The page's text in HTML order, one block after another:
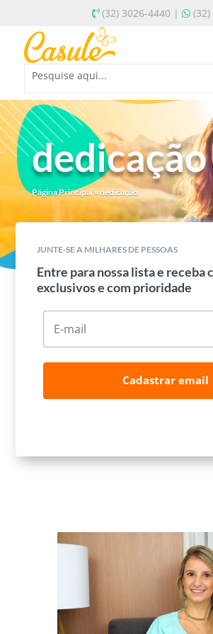
(32) 3026-4440 |
dedicação
Página Principal» dedicação
JUNTE-SE A MILHARES DE PESSOAS
Entre para nossa lista e receba
exclusivos e com prioridade
Cadastrar email